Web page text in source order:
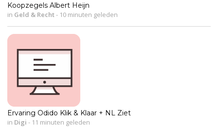
Koopzegels Albert Heijn
in Geld & Recht- 10 minuten geleden
Ervaring Odido Klik & Klaar + NL Ziet
in Digi - 11 minuten geleden